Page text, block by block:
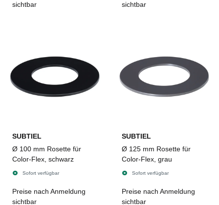
sichtbar
sichtbar
SUBTIEL
Ø 100 mm Rosette für
Color-Flex, schwarz
Sofort verfügbar
Preise nach Anmeldung
sichtbar
SUBTIEL
Ø 125 mm Rosette für
Color-Flex, grau
Sofort verfügbar
Preise nach Anmeldung
sichtbar